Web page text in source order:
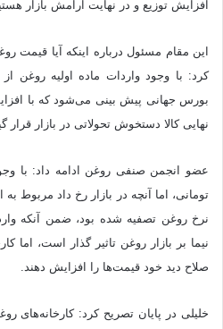
افزایش توزیع و در نهایت آرامش بازار
این مقام مسئول درباره اینکه آیا قیمت
کرد: با وجود واردات ماده اولیه روغن
بورس جهانی پیش بینی می‌شود که با
نهایی کالا دستخوش تحولاتی در بازار قرار
تومانی، اما آنچه در بازار رخ داد مربوط
نرخ روغن تصفیه شده بود، ضمن آنکه
نیما بر بازار روغن تاثیر گذار است، اما
صلاح دید خود قیمت‌ها را افزایش دهند.
خلیلی در پایان تصریح کرد: کارخانه‌های